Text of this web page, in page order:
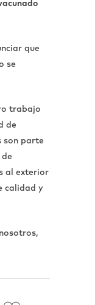
que
se
trabajo
de
son parte
de
al exterior
calidad y